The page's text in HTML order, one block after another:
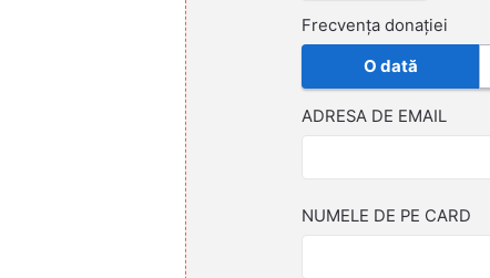
Frecvența donației
O dată
ADRESA DE EMAIL
NUMELE DE PE CARD